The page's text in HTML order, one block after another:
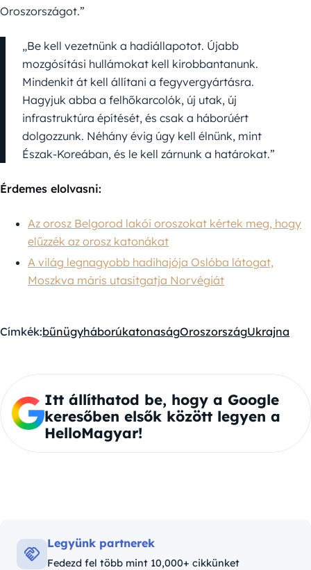
Oroszországot.”
„Be kell vezetnünk a hadiállapotot. Újabb
mozgósítási hullámokat kell kirobbantanunk.
Mindenkit át kell állítani a fegyvergyártásra.
Hagyjuk abba a felhőkarcolók, új utak, új
infrastruktúra építését, és csak a háborúért
dolgozzunk. Néhány évig úgy kell élnünk, mint
Észak-Koreában, és le kell zárnunk a határokat.”
Érdemes elolvasni:
Az orosz Belgorod lakói oroszokat kértek meg, hogy
elűzzék az orosz katonákat
A világ legnagyobb hadihajója Oslóba látogat,
Moszkva máris utasítgatja Norvégiát
Címkék:bűnügyháborúkatonaságOroszországUkrajna
Itt állíthatod be, hogy a Google
keresőben elsők között legyen a
HelloMagyar!
Legyünk partnerek
Fedezd fel több mint 10,000+ cikkünket